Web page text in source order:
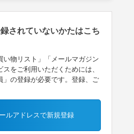
されていないかたはこち
い物リスト」「メールマガジン
をご利用いただくためには、
」の登録が必要です。登録、ご
ルアドレスで新規登録